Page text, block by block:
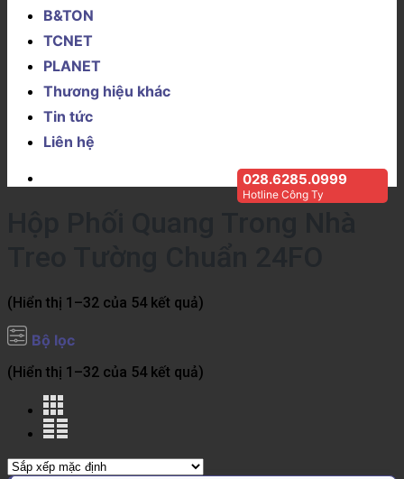
B&TON
TCNET
PLANET
Thương hiệu khác
Tin tức
Liên hệ
028.6285.0999
Hotline Công Ty
(Hiển thị 1–32 của 54 kết quả)
Bộ lọc
(Hiển thị 1–32 của 54 kết quả)